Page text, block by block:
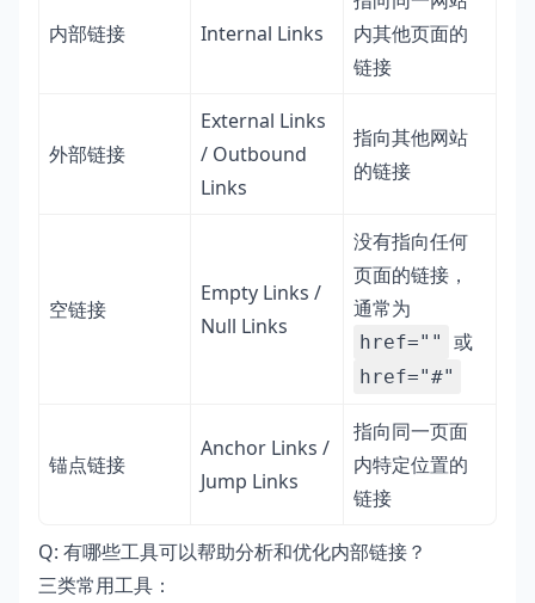
内部链接 Internal Links
内其他页面的
链接
外部链接
External Links
/ Outbound
Links
指向其他网站
的链接
空链接
Empty Links /
Null Links
没有指向任何
页面的链接，
通常为
href="" 或
href="#"
锚点链接
Anchor Links /
Jump Links
指向同一页面
内特定位置的
链接
Q: 有哪些工具可以帮助分析和优化内部链接？
三类常用工具：